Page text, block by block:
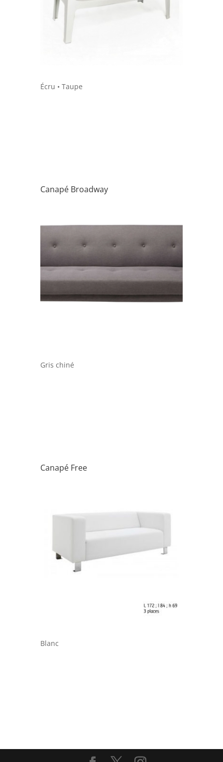
Écru • Taupe
Canapé Broadway
Gris chiné
Canapé Free
Blanc